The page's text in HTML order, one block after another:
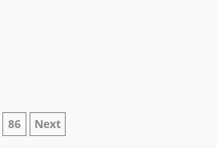
86 Next